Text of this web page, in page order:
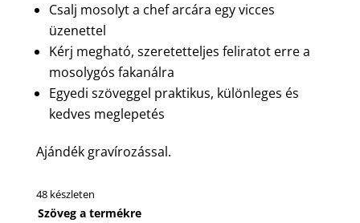
Csalj mosolyt a chef arcára egy vicces
üzenettel
Kérj megható, szeretetteljes feliratot erre a
mosolygós fakanálra
Egyedi szöveggel praktikus, különleges és
kedves meglepetés
Ajándék gravírozással.
48 készleten
Szöveg a termékre